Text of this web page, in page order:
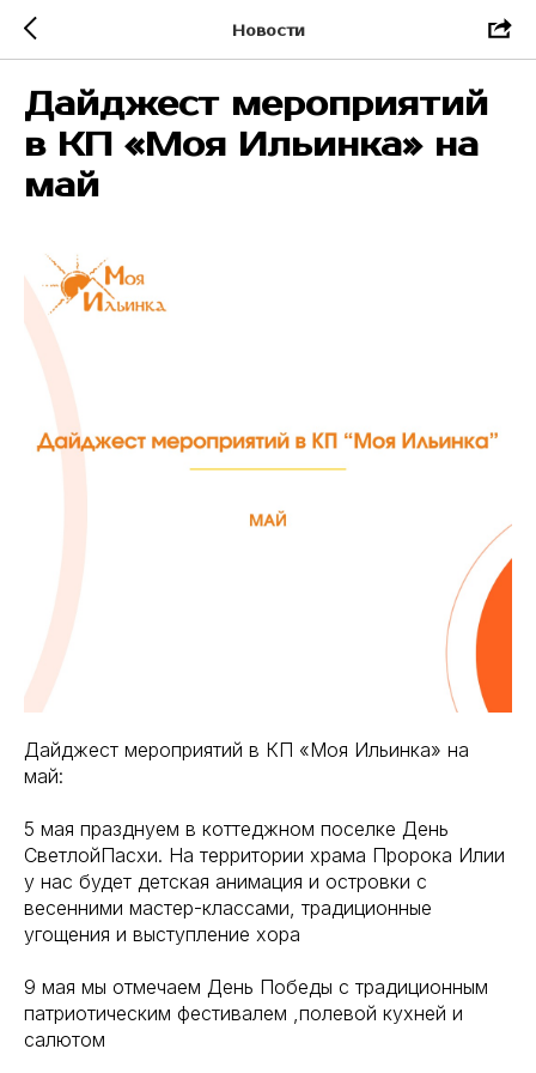
Новости
Дайджест мероприятий
в КП «Моя Ильинка» на
май
Дайджест мероприятий в КП «Моя Ильинка» на
май:
5 мая празднуем в коттеджном поселке День
СветлойПасхи. На территории храма Пророка Илии
у нас будет детская анимация и островки с
весенними мастер-классами, традиционные
угощения и выступление хора
9 мая мы отмечаем День Победы с традиционным
патриотическим фестивалем ,полевой кухней и
салютом